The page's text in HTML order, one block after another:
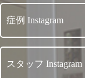
症例 Instagram
スタッフ Instagram